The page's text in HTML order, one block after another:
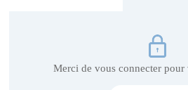
Merci de vous connecter pour